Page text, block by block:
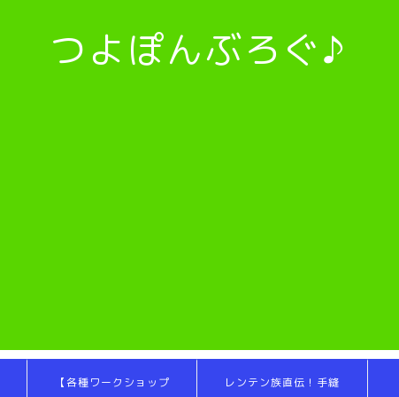
つよぽんぶろぐ♪
【各種ワークショップ
レンテン族直伝！手縫